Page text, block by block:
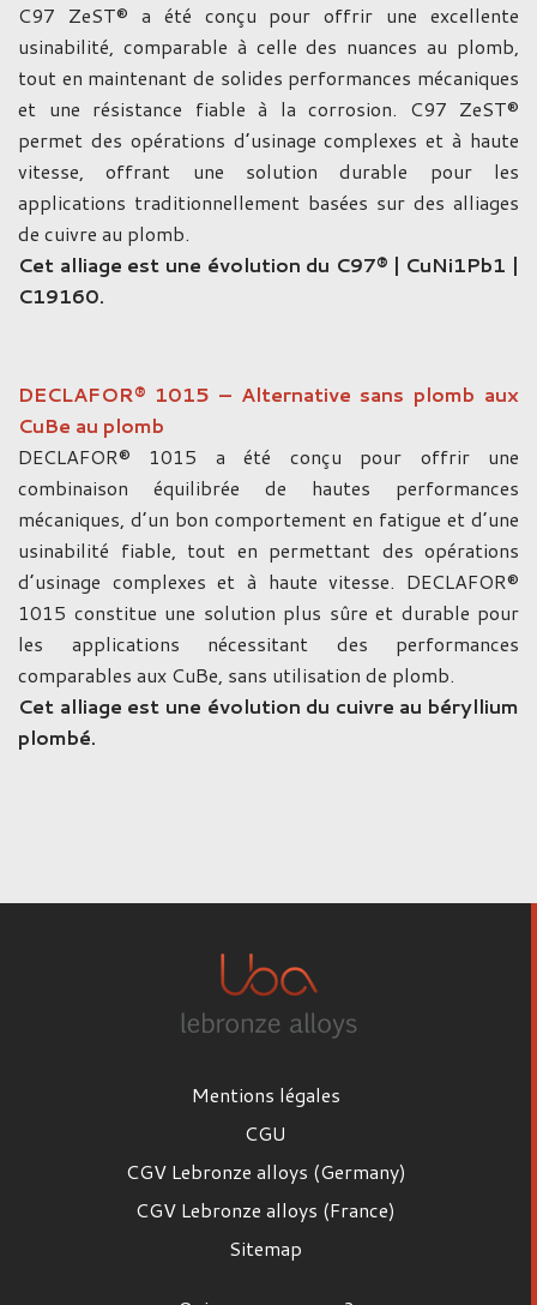
C97 ZeST® a été conçu pour offrir une excellente
usinabilité, comparable à celle des nuances au plomb,
tout en maintenant de solides performances mécaniques
et une résistance fiable à la corrosion. C97 ZeST®
permet des opérations d’usinage complexes et à haute
vitesse, offrant une solution durable pour les
applications traditionnellement basées sur des alliages
de cuivre au plomb.
Cet alliage est une évolution du C97® | CuNi1Pb1 |
C19160.
DECLAFOR® 1015 – Alternative sans plomb aux
CuBe au plomb
DECLAFOR® 1015 a été conçu pour offrir une
combinaison équilibrée de hautes performances
mécaniques, d’un bon comportement en fatigue et d’une
usinabilité fiable, tout en permettant des opérations
d’usinage complexes et à haute vitesse. DECLAFOR®
1015 constitue une solution plus sûre et durable pour
les applications nécessitant des performances
comparables aux CuBe, sans utilisation de plomb.
Cet alliage est une évolution du cuivre au béryllium
plombé.
Mentions légales
CGU
CGV Lebronze alloys (Germany)
CGV Lebronze alloys (France)
Sitemap